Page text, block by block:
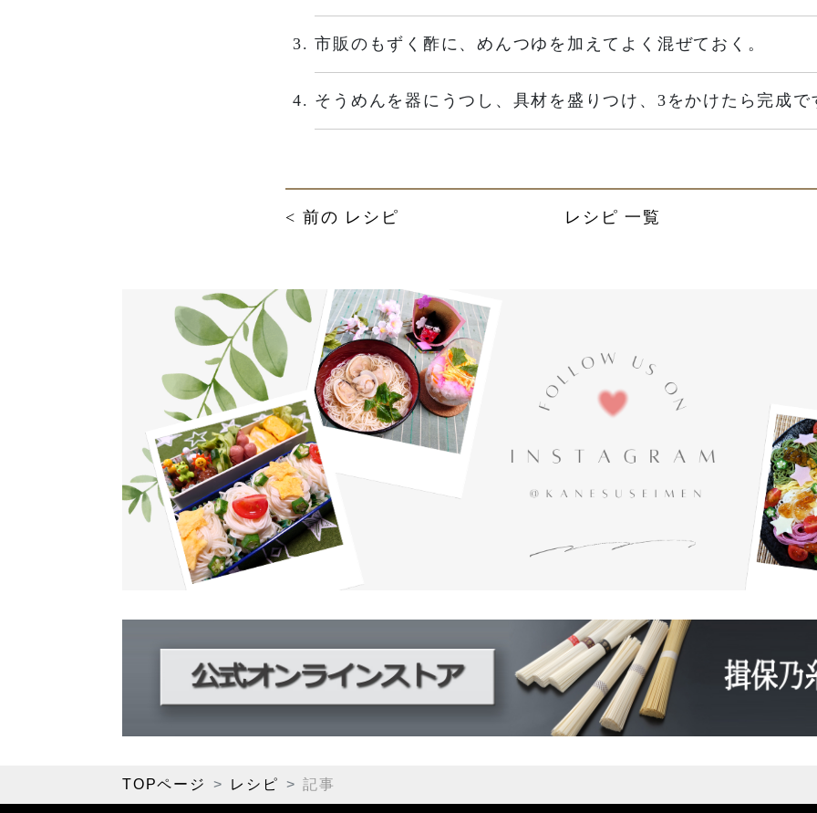
市販のもずく酢に、めんつゆを加えてよく混ぜておく。
そうめんを器にうつし、具材を盛りつけ、3をかけたら完成で
< 前の レシピ レシピ 一覧
TOPページ レシピ 記事